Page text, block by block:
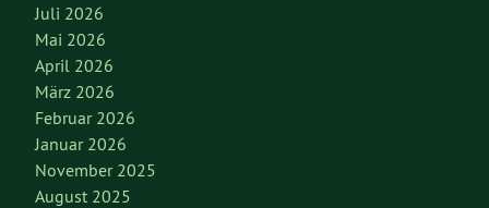
Juli 2026
Mai 2026
April 2026
März 2026
Februar 2026
Januar 2026
November 2025
August 2025